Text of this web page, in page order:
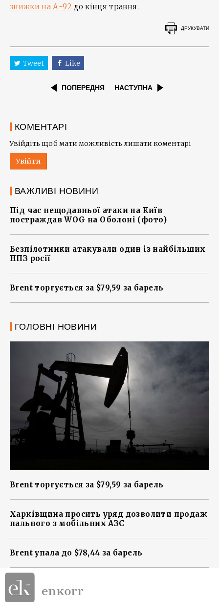
знижки на А-92 до кінця травня.
ДРУКУВАТИ
Tweet Like
ПОПЕРЕДНЯ НАСТУПНА
КОМЕНТАРІ
Увійдіть щоб мати можливість лишати коментарі
Увійти
ВАЖЛИВІ НОВИНИ
Під час нещодавньої атаки на Київ
постраждав WOG на Оболоні (фото)
Безпілотники атакували один із найбільших
НПЗ росії
Brent торгується за $79,59 за барель
ГОЛОВНІ НОВИНИ
Brent торгується за $79,59 за барель
Харківщина просить уряд дозволити продаж
пального з мобільних АЗС
Brent упала до $78,44 за барель